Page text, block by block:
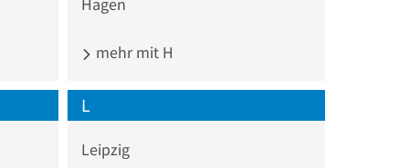
mehr mit H
L
Leipzig